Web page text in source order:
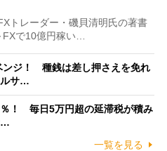
トレーダー・磯貝清明氏の著書
FXで10億円稼い…
ンジ！ 種銭は差し押さえを免れ
ルサ…
％！ 毎日5万円超の延滞税が積み
…
一覧を見る